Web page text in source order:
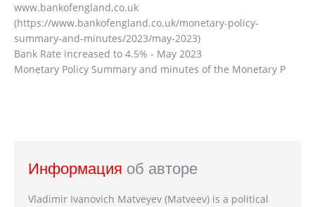
www.bankofengland.co.uk
(https://www.bankofengland.co.uk/monetary-policy-
summary-and-minutes/2023/may-2023)
Bank Rate increased to 4.5% - May 2023
Monetary Policy Summary and minutes of the Monetary P
Информация об авторе
Vladimir Ivanovich Matveyev (Matveev) is a political